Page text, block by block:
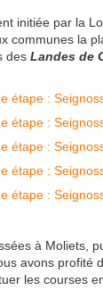
initiée par la
communes la
des Landes de
à Moliets,
avons profité
les courses